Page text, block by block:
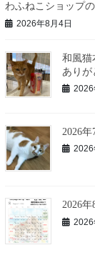
わふねこショップ
2026年8月4日
和風猫
ありが
2026
2026
2026
2026
2026